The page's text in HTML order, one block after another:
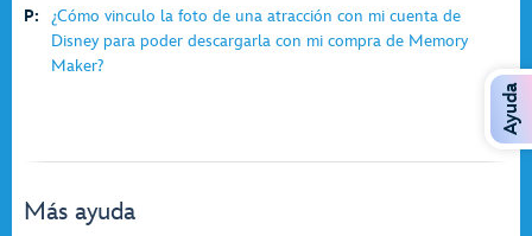
P:
¿Cómo vinculo la foto de una atracción con mi cuenta de
Disney para poder descargarla con mi compra de Memory
Maker?
Más ayuda
Ayuda